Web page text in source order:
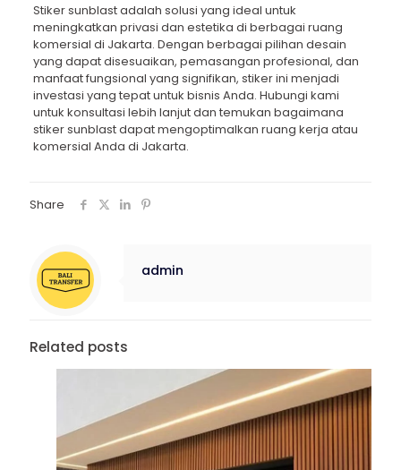
Stiker sunblast adalah solusi yang ideal untuk
meningkatkan privasi dan estetika di berbagai ruang
komersial di Jakarta. Dengan berbagai pilihan desain
yang dapat disesuaikan, pemasangan profesional, dan
manfaat fungsional yang signifikan, stiker ini menjadi
investasi yang tepat untuk bisnis Anda. Hubungi kami
untuk konsultasi lebih lanjut dan temukan bagaimana
stiker sunblast dapat mengoptimalkan ruang kerja atau
komersial Anda di Jakarta.
Share
admin
Related posts